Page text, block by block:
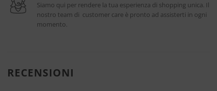
Siamo qui per rendere la tua esperienza di shopping unica. Il
nostro team di customer care è pronto ad assisterti in ogni
momento.
RECENSIONI